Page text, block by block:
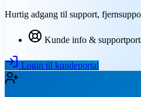
Hurtig adgang til support,
Kunde info &
Login til kundeportal